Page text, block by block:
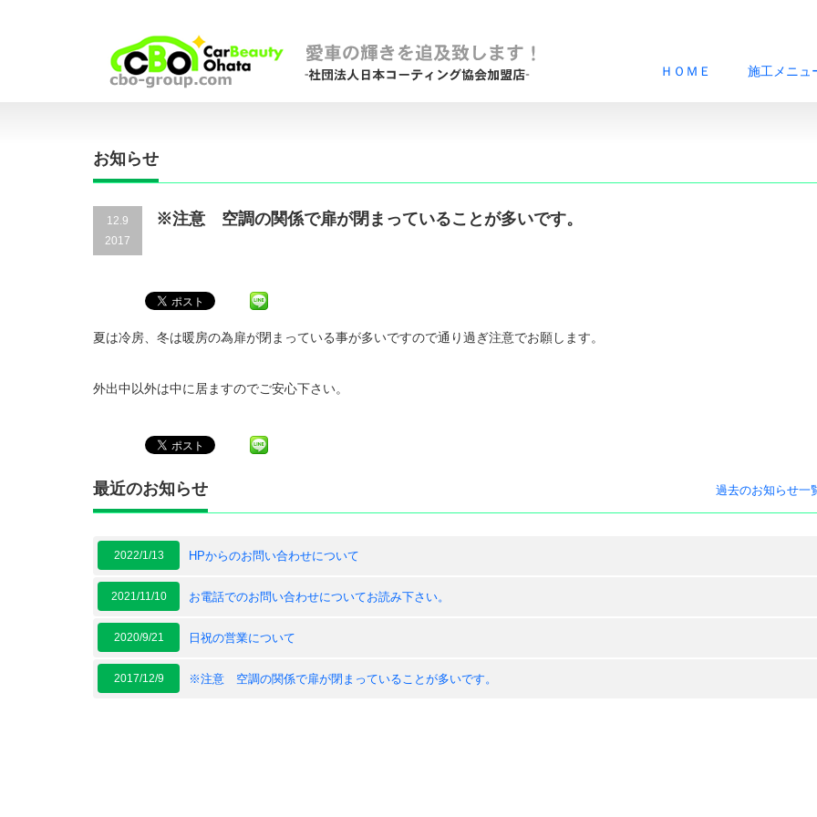
ＨＯＭＥ 施工メニュ
お知らせ
12.9
2017
※注意 空調の関係で扉が閉まっていることが多いです。
夏は冷房、冬は暖房の為扉が閉まっている事が多いですので通り過ぎ注意でお願します。
外出中以外は中に居ますのでご安心下さい。
最近のお知らせ
2022/1/13 HPからのお問い合わせについて
2021/11/10 お電話でのお問い合わせについてお読み下さい。
2020/9/21 日祝の営業について
2017/12/9 ※注意 空調の関係で扉が閉まっていることが多いです。
過去のお知らせ一